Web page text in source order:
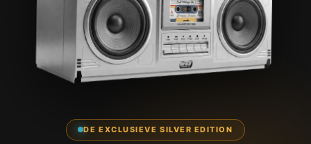
DE EXCLUSIEVE SILVER EDITION